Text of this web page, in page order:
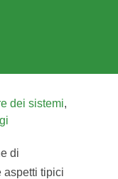
dei sistemi,
di
aspetti tipici